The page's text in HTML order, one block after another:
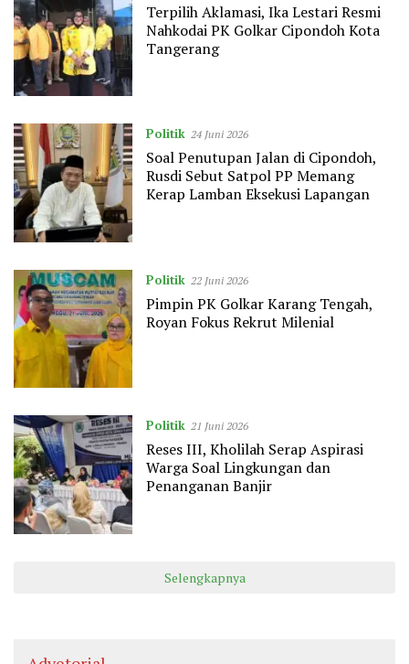
Terpilih Aklamasi, Ika Lestari Resmi
Nahkodai PK Golkar Cipondoh Kota
Tangerang
Politik 24 Juni 2026
Soal Penutupan Jalan di Cipondoh,
Rusdi Sebut Satpol PP Memang
Kerap Lamban Eksekusi Lapangan
Politik 22 Juni 2026
Pimpin PK Golkar Karang Tengah,
Royan Fokus Rekrut Milenial
Politik 21 Juni 2026
Reses III, Kholilah Serap Aspirasi
Warga Soal Lingkungan dan
Penanganan Banjir
Selengkapnya